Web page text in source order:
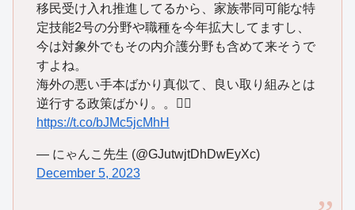
移民受け入れ推進してるから、家族帯同可能な特
定技能2号の分野や職種を今年拡大してますし、
今は対象外でもその内介護分野も含めて来そうで
すよね。
海外の悪い手本ばかり真似て、良い取り組みとは
逆行する政策ばかり。。😮‍💨
https://t.co/bJMc5jcMhH
— にゃんこ先生 (@GJutwjtDhDwEyXc)
December 5, 2023